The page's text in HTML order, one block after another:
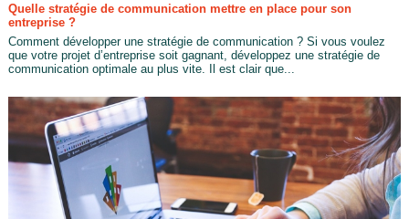
Quelle stratégie de communication mettre en place pour son
entreprise ?
Comment développer une stratégie de communication ? Si vous voulez
que votre projet d’entreprise soit gagnant, développez une stratégie de
communication optimale au plus vite. Il est clair que...